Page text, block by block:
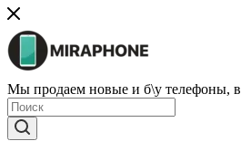
Мы продаем новые и б\у телефоны,